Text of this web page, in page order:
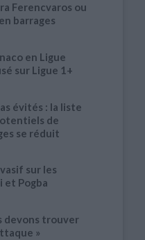
Ferencvaros ou
barrages
en Ligue
sur Ligue 1+
évités : la liste
de
se réduit
sur les
et Pogba
devons trouver
»